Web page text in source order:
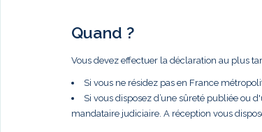
Quand ?
Vous devez effectuer la déclaration au plus
Si vous ne résidez pas en France
Si vous disposez d’une sûreté publiée ou
mandataire judiciaire. A réception vous